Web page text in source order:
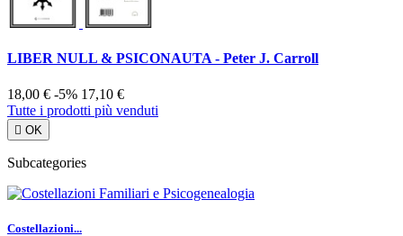
LIBER NULL & PSICONAUTA - Peter J. Carroll
18,00 € -5% 17,10 €
Tutte i prodotti più venduti
 OK
Subcategories
Costellazioni...